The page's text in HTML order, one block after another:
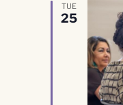
TUE
25